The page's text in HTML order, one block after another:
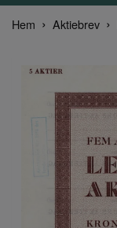
Hem Aktiebrev